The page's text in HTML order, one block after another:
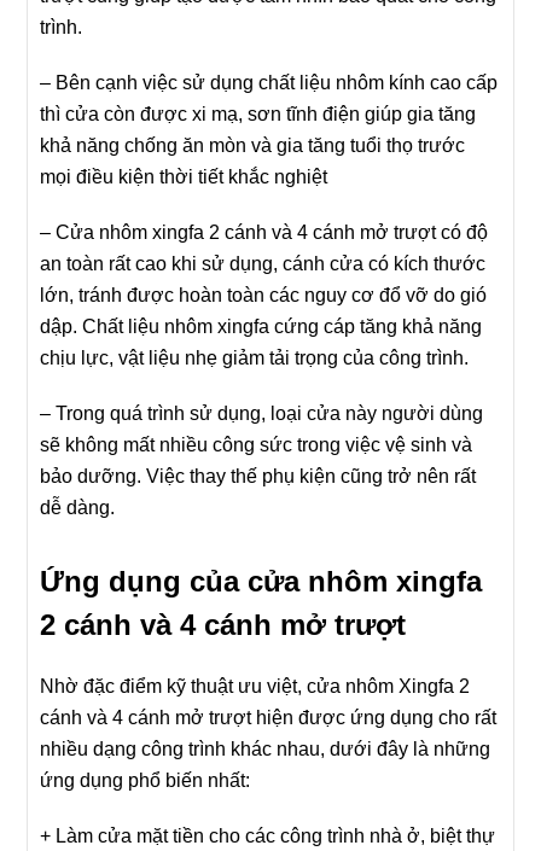
trình.
– Bên cạnh việc sử dụng chất liệu nhôm kính cao cấp
thì cửa còn được xi mạ, sơn tĩnh điện giúp gia tăng
khả năng chống ăn mòn và gia tăng tuổi thọ trước
mọi điều kiện thời tiết khắc nghiệt
– Cửa nhôm xingfa 2 cánh và 4 cánh mở trượt có độ
an toàn rất cao khi sử dụng, cánh cửa có kích thước
lớn, tránh được hoàn toàn các nguy cơ đổ vỡ do gió
dập. Chất liệu nhôm xingfa cứng cáp tăng khả năng
chịu lực, vật liệu nhẹ giảm tải trọng của công trình.
– Trong quá trình sử dụng, loại cửa này người dùng
sẽ không mất nhiều công sức trong việc vệ sinh và
bảo dưỡng. Việc thay thế phụ kiện cũng trở nên rất
dễ dàng.
Ứng dụng của cửa nhôm xingfa
2 cánh và 4 cánh mở trượt
Nhờ đặc điểm kỹ thuật ưu việt, cửa nhôm Xingfa 2
cánh và 4 cánh mở trượt hiện được ứng dụng cho rất
nhiều dạng công trình khác nhau, dưới đây là những
ứng dụng phổ biến nhất:
+ Làm cửa mặt tiền cho các công trình nhà ở, biệt thự